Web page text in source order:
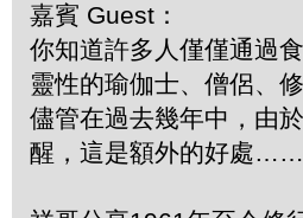
嘉賓 Guest：
你知道許多人僅僅通過
靈性的瑜伽士、僧侶、
儘管在過去幾年中，由
醒，這是額外的好處……